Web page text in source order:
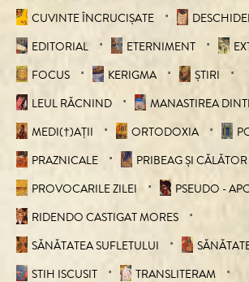
CUVINTE ÎNCRUCIŞATE
EDITORIAL
ETERNIMENT
FOCUS
KERIGMA
ȘTIRI
LEUL RĂCNIND
MANASTIREA
MEDI(†)AȚII
ORTODOXIA
PRAZNICALE
PRIBEAG ȘI CĂLĂTOR
PROVOCARILE ZILEI
PSEUDO -
RIDENDO CASTIGAT MORES
SĂNĂTATEA SUFLETULUI
STIH ISCUSIT
TRANSLITERAM